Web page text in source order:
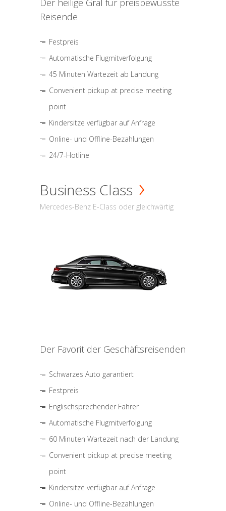
Reisende
Festpreis
Automatische Flugmitverfolgung
45 Minuten Wartezeit ab Landung
Convenient pickup at precise meeting
point
Kindersitze verfügbar auf Anfrage
Online- und Offline-Bezahlungen
24/7-Hotline
Business Class
Mercedes-Benz E-Class oder gleichwärtig
Der Favorit der Geschäftsreisenden
Schwarzes Auto garantiert
Festpreis
Englischsprechender Fahrer
Automatische Flugmitverfolgung
60 Minuten Wartezeit nach der Landung
Convenient pickup at precise meeting
point
Kindersitze verfügbar auf Anfrage
Online- und Offline-Bezahlungen